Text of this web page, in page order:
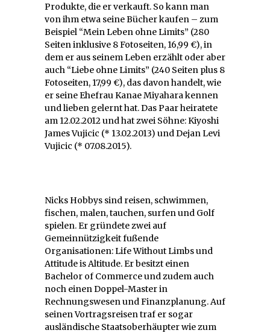
Produkte, die er verkauft. So kann man
von ihm etwa seine Bücher kaufen – zum
Beispiel “Mein Leben ohne Limits” (280
Seiten inklusive 8 Fotoseiten, 16,99 €), in
dem er aus seinem Leben erzählt oder aber
auch “Liebe ohne Limits” (240 Seiten plus 8
Fotoseiten, 17,99 €), das davon handelt, wie
er seine Ehefrau Kanae Miyahara kennen
und lieben gelernt hat. Das Paar heiratete
am 12.02.2012 und hat zwei Söhne: Kiyoshi
James Vujicic (* 13.02.2013) und Dejan Levi
Vujicic (* 07.08.2015).
Nicks Hobbys sind reisen, schwimmen,
fischen, malen, tauchen, surfen und Golf
spielen. Er gründete zwei auf
Gemeinnützigkeit fußende
Organisationen: Life Without Limbs und
Attitude is Altitude. Er besitzt einen
Bachelor of Commerce und zudem auch
noch einen Doppel-Master in
Rechnungswesen und Finanzplanung. Auf
seinen Vortragsreisen traf er sogar
ausländische Staatsoberhäupter wie zum